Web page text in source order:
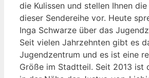
die Kulissen und stellen Ihnen
dieser Sendereihe vor. Heute
Inga Schwarze über das
Seit vielen Jahrzehnten gibt es
Jugendzentrum und es ist eine
Größe im Stadtteil. Seit 2013 ist